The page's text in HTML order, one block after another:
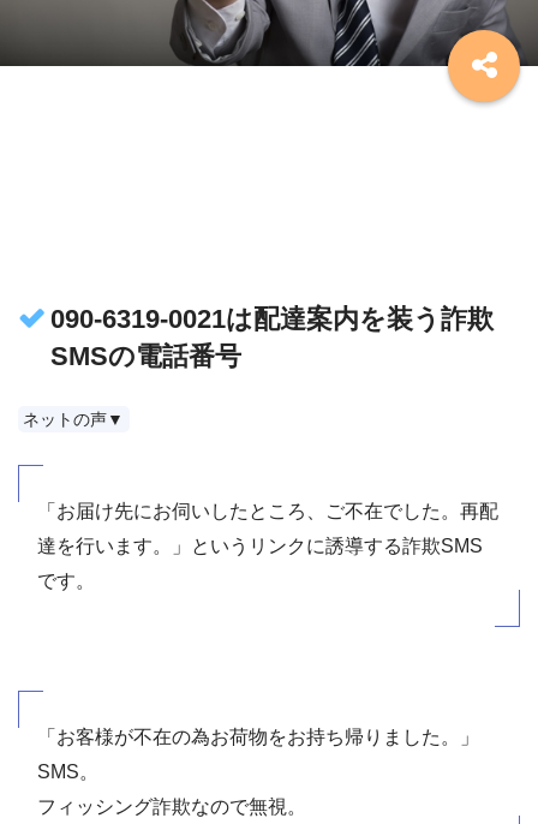
090-6319-0021は配達案内を装う詐欺
SMSの電話番号
ネットの声▼
「お届け先にお伺いしたところ、ご不在でした。再配
達を行います。」というリンクに誘導する詐欺SMS
です。
「お客様が不在の為お荷物をお持ち帰りました。」
SMS。
フィッシング詐欺なので無視。